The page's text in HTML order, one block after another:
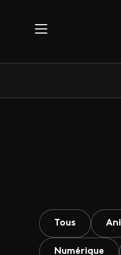
Tous
Numérique